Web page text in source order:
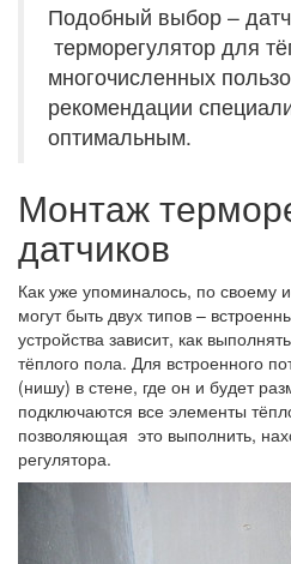
Подобный выбор –
терморегулятор для
многочисленных
рекомендации
оптимальным.
Монтаж
датчиков
Как уже упоминалось, по своему
могут быть двух типов –
устройства зависит, как
тёплого пола. Для встроенного
(нишу) в стене, где он и будет
подключаются все элементы
позволяющая это выполнить,
регулятора.